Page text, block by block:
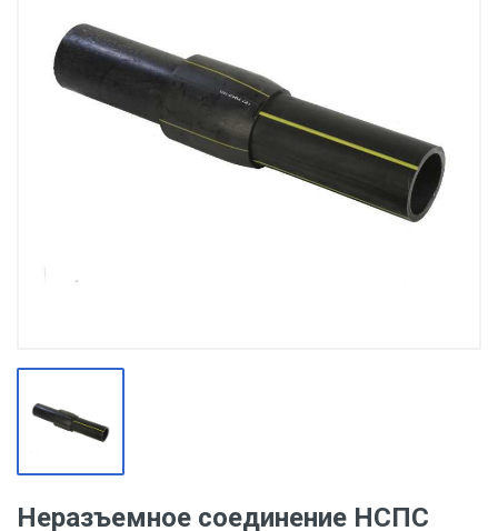
Неразъемное соединение НСПС